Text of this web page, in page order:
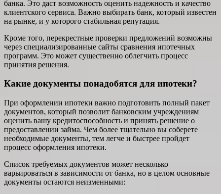
банка. Это даст возможность оценить надежность и качество
клиентского сервиса. Важно выбирать банк, который известен
на рынке, и у которого стабильная репутация.
Кроме того, перекрестные проверки предложений возможны
через специализированные сайты сравнения ипотечных
программ. Это может существенно облегчить процесс
принятия решения.
Какие документы понадобятся для ипотеки?
При оформлении ипотеки важно подготовить полный пакет
документов, который позволит банковским учреждениям
оценить вашу кредитоспособность и принять решение о
предоставлении займа. Чем более тщательно вы соберете
необходимые документы, тем легче и быстрее пройдет
процесс оформления ипотеки.
Список требуемых документов может несколько
варьироваться в зависимости от банка, но в целом основные
документы остаются неизменными: